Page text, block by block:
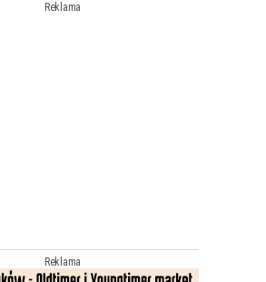
Reklama
Reklama